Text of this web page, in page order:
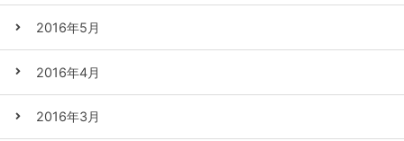
2016年5月
2016年4月
2016年3月